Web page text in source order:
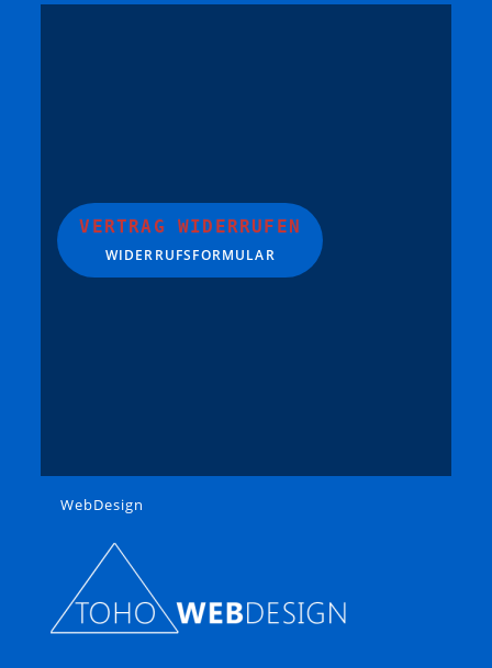
VERTRAG WIDERRUFEN
WIDERRUFSFORMULAR
WebDesign